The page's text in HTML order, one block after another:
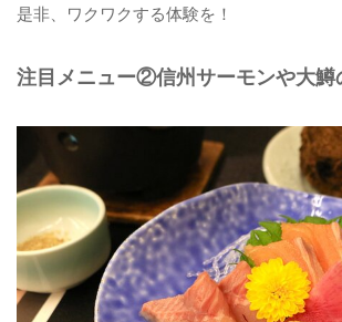
是非、ワクワクする体験を！
注目メニュー②信州サーモンや大鱒